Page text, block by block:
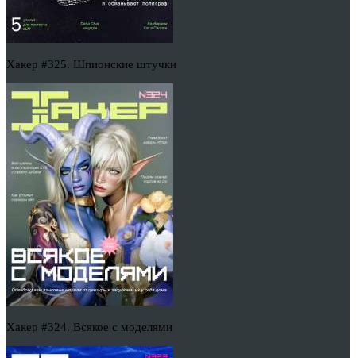
Хакер #325. Шпионские штучки
Хакер #324. Всякое с моделями